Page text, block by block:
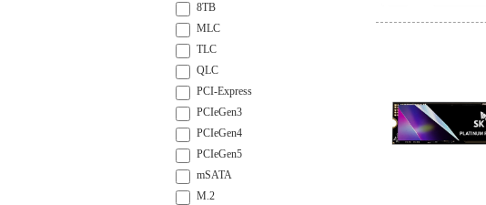
8TB
MLC
TLC
QLC
PCI-Express
PCIeGen3
PCIeGen4
PCIeGen5
mSATA
M.2